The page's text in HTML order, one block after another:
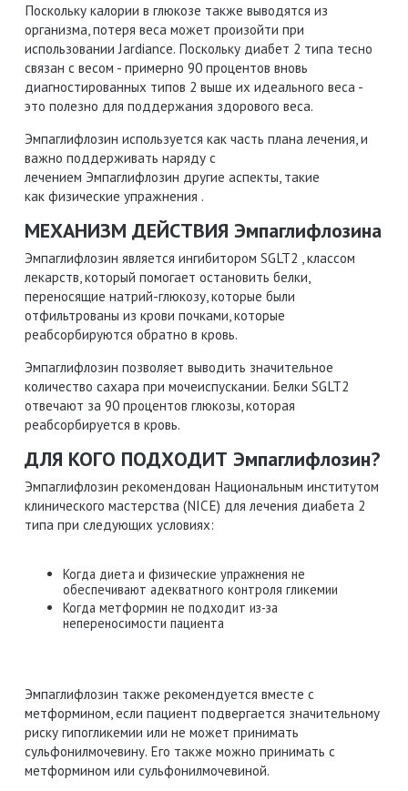
Поскольку калории в глюкозе также выводятся из
организма, потеря веса может произойти при
использовании Jardiance. Поскольку диабет 2 типа тесно
связан с весом - примерно 90 процентов вновь
диагностированных типов 2 выше их идеального веса -
это полезно для поддержания здорового веса.
Эмпаглифлозин используется как часть плана лечения, и
важно поддерживать наряду с
лечением Эмпаглифлозин другие аспекты, такие
как физические упражнения .
МЕХАНИЗМ ДЕЙСТВИЯ Эмпаглифлозина
Эмпаглифлозин является ингибитором SGLT2 , классом
лекарств, который помогает остановить белки,
переносящие натрий-глюкозу, которые были
отфильтрованы из крови почками, которые
реабсорбируются обратно в кровь.
Эмпаглифлозин позволяет выводить значительное
количество сахара при мочеиспускании. Белки SGLT2
отвечают за 90 процентов глюкозы, которая
реабсорбируется в кровь.
ДЛЯ КОГО ПОДХОДИТ Эмпаглифлозин?
Эмпаглифлозин рекомендован Национальным институтом
клинического мастерства (NICE) для лечения диабета 2
типа при следующих условиях:
Когда диета и физические упражнения не
обеспечивают адекватного контроля гликемии
Когда метформин не подходит из-за
непереносимости пациента
Эмпаглифлозин также рекомендуется вместе с
метформином, если пациент подвергается значительному
риску гипогликемии или не может принимать
сульфонилмочевину. Его также можно принимать с
метформином или сульфонилмочевиной.